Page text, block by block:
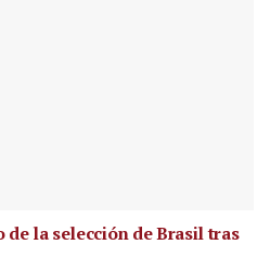
la selección de Brasil tras